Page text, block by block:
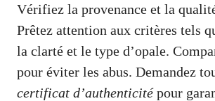
Vérifiez la provenance et la
Prêtez attention aux critères tels
la clarté et le type d’opale.
pour éviter les abus. Demandez
certificat d’authenticitépour